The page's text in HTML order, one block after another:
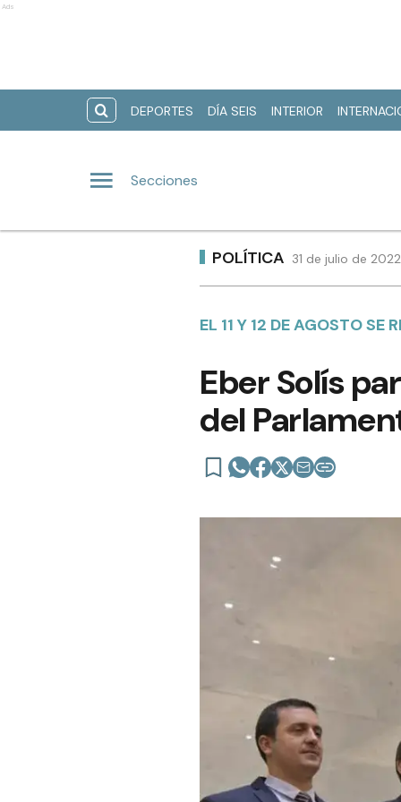
Ads
DEPORTES DÍA SEIS INTERIOR
Secciones
POLÍTICA 31 de julio de
EL 11 Y 12 DE AGOSTO
Eber Solís
del